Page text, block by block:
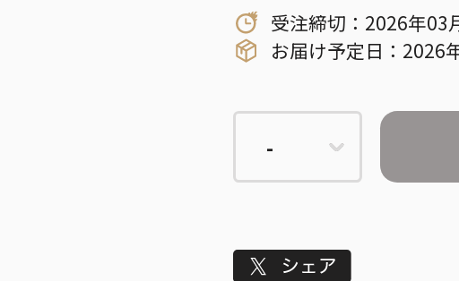
受注締切：2026年03
お届け予定日：2026
Tweet